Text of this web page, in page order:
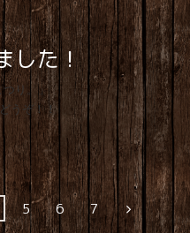
した！
つり。」
うぞ！！
5 6 7